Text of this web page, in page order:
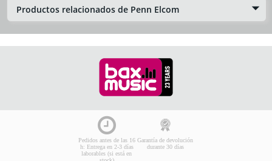
Productos relacionados de Penn Elcom
Pedidos antes de las 16
h: Entrega en 2-3 días
laborables (si está en
Garantía de devolución
durante 30 días